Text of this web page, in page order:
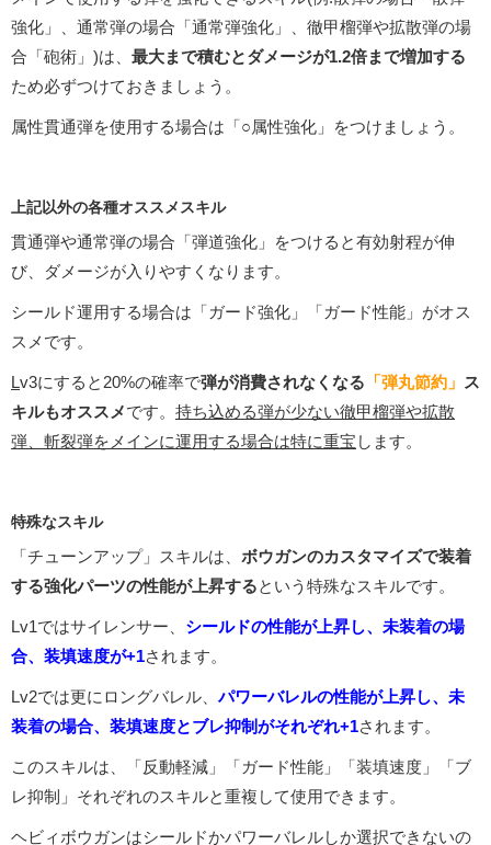
強化」、通常弾の場合「通常弾強化」、徹甲榴弾や拡散弾の場
合「砲術」)は、 最大まで積むとダメージが1.2倍まで増加する
ため必ずつけておきましょう。
属性貫通弾を使用する場合は「○属性強化」をつけましょう。
上記以外の各種オススメスキル
貫通弾や通常弾の場合「弾道強化」をつけると有効射程が伸
び、ダメージが入りやすくなります。
シールド運用する場合は「ガード強化」「ガード性能」がオス
スメです。
Lv3にすると20%の確率で弾が消費されなくなる 「弾丸節約」 ス
キルもオススメです。 持ち込める弾が少ない徹甲榴弾や拡散
弾、斬裂弾をメインに運用する場合は特に重宝 します。
特殊なスキル
「チューンアップ」スキルは、 ボウガンのカスタマイズで装着
する強化パーツの性能が上昇するという特殊なスキルです。
Lv1ではサイレンサー、 シールドの性能が上昇し、未装着の場
合、装填速度が+1されます。
Lv2では更にロングバレル、パワーバレルの性能が上昇し、未
装着の場合、装填速度とブレ抑制がそれぞれ+1されます。
このスキルは、「反動軽減」「ガード性能」「装填速度」「ブ
レ抑制」それぞれのスキルと重複して使用できます。
ヘビィボウガンはシールドかパワーバレルしか選択できないの